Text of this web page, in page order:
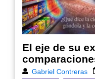
El eje de su
Gabriel Contreras